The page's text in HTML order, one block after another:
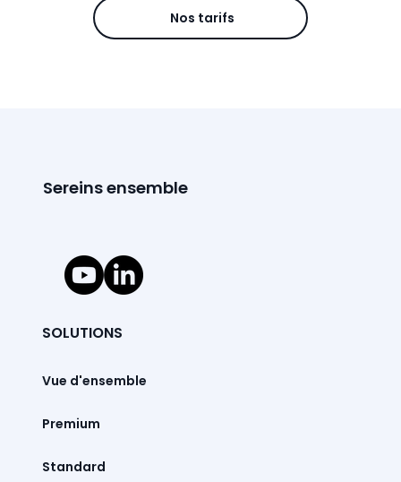
Nos tarifs
Sereins ensemble
SOLUTIONS
Vue d'ensemble
Premium
Standard